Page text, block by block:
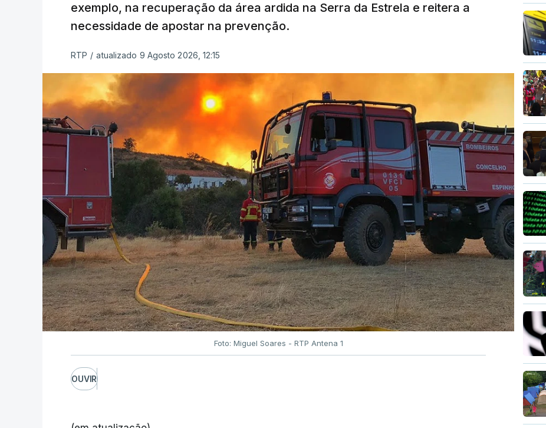
exemplo, na recuperação da área ardida na Serra da Estrela e reitera a
necessidade de apostar na prevenção.
RTP / atualizado 9 Agosto 2026, 12:15
Foto: Miguel Soares - RTP Antena 1
OUVIR